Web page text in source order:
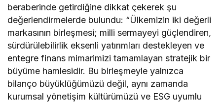
beraberinde getirdiğine dikkat çekerek şu
değerlendirmelerde bulundu: “Ülkemizin iki değerli
markasının birleşmesi; milli sermayeyi güçlendiren,
sürdürülebilirlik eksenli yatırımları destekleyen ve
entegre finans mimarimizi tamamlayan stratejik bir
büyüme hamlesidir. Bu birleşmeyle yalnızca
bilanço büyüklüğümüzü değil, aynı zamanda
kurumsal yönetişim kültürümüzü ve ESG uyumlu